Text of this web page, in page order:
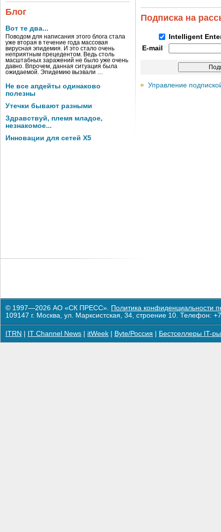
Блог
Вот те два...
Поводом для написания этого блога стала
уже вторая в течение года массовая
вирусная эпидемия. И это стало очень
неприятным прецедентом. Ведь столь
масштабных заражений не было уже очень
давно. Впрочем, данная ситуация была
ожидаемой. Эпидемию вызвали …
Не все апдейты одинаково
полезны
Утечки бывают разными
Здравствуй, племя младое,
незнакомое...
Инновации для сетей X5
Подписка на
Intelligent
E-mail
Управление
© 1997—2026 АО «СК ПРЕСС». Политика конфиденциальности
109147 г. Москва, ул. Марксистская, 34, строение 10. Телефон:
ITRN IT Channel News itWeek Byte/Россия Бестселлеры IT-